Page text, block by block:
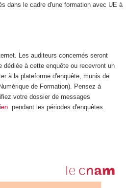
dans le cadre d'une formation avec UE à
Les auditeurs concernés seront
à cette enquête ou recevront un
à la plateforme d'enquête, munis de
de Formation). Pensez à
votre dossier de messages
pendant les périodes d'enquêtes.